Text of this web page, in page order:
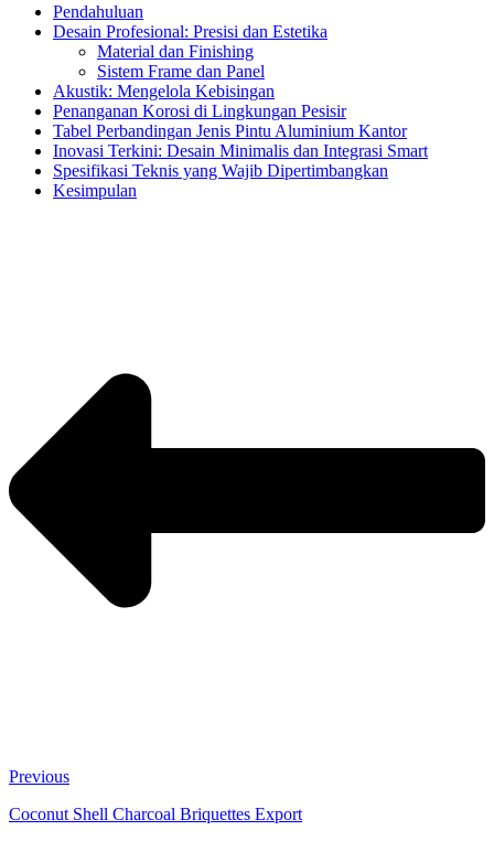
Pendahuluan
Desain Profesional: Presisi dan Estetika
Material dan Finishing
Sistem Frame dan Panel
Akustik: Mengelola Kebisingan
Penanganan Korosi di Lingkungan Pesisir
Tabel Perbandingan Jenis Pintu Aluminium Kantor
Inovasi Terkini: Desain Minimalis dan Integrasi Smart
Spesifikasi Teknis yang Wajib Dipertimbangkan
Kesimpulan
Previous
Coconut Shell Charcoal Briquettes Export